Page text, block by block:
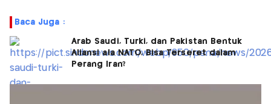
Baca Juga :
Arab Saudi, Turki, dan Pakistan Bentuk
Aliansi ala NATO, Bisa Terseret dalam
Perang Iran?